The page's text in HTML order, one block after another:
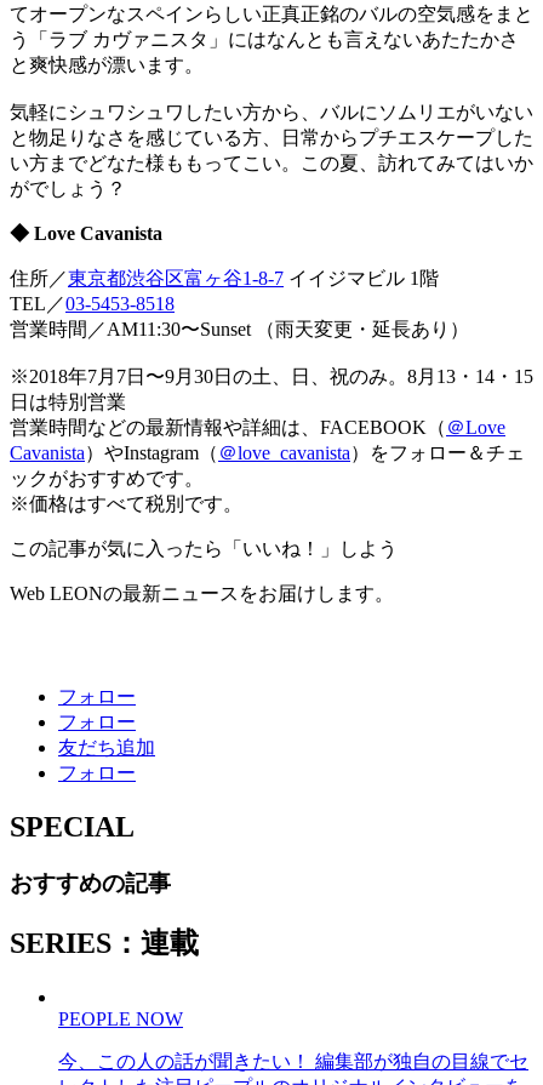
てオープンなスペインらしい正真正銘のバルの空気感をまと
う「ラブ カヴァニスタ」にはなんとも言えないあたたかさ
と爽快感が漂います。
気軽にシュワシュワしたい方から、バルにソムリエがいない
と物足りなさを感じている方、日常からプチエスケープした
い方までどなた様ももってこい。この夏、訪れてみてはいか
がでしょう？
◆ Love Cavanista
住所／東京都渋谷区富ヶ谷1-8-7 イイジマビル 1階
TEL／03-5453-8518
営業時間／AM11:30〜Sunset （雨天変更・延長あり）
※2018年7月7日〜9月30日の土、日、祝のみ。8月13・14・15
日は特別営業
営業時間などの最新情報や詳細は、FACEBOOK（ ＠Love
Cavanista）やInstagram（ ＠love_cavanista）をフォロー＆チェ
ックがおすすめです。
※価格はすべて税別です。
この記事が気に入ったら「いいね！」しよう
Web LEONの最新ニュースをお届けします。
フォロー
フォロー
友だち追加
フォロー
SPECIAL
おすすめの記事
SERIES：連載
PEOPLE NOW
今、この人の話が聞きたい！ 編集部が独自の目線でセ